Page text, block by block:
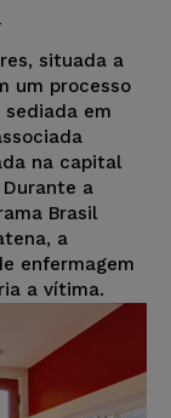
situada a
um processo
em
na capital
a
Brasil
a
enfermagem
a vítima.